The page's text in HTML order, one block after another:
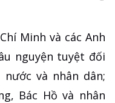
Minh và các Anh
nguyện tuyệt đối
và nhân dân;
Bác Hồ và nhân